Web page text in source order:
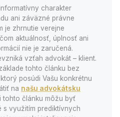
charakter
ani záväzné právne
je zhrnutie verejne
aktuálnosť, úplnosť ani
nie je zaručená.
vzťah advokát – klient.
tohto článku bez
posúdi Vašu konkrétnu
na našu advokátsku
tohto článku môžu byť
využitím prediktívnych